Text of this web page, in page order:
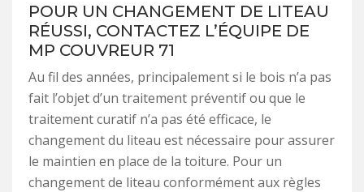
POUR UN CHANGEMENT DE LITEAU
RÉUSSI, CONTACTEZ L’ÉQUIPE DE
MP COUVREUR 71
Au fil des années, principalement si le bois n’a pas
fait l’objet d’un traitement préventif ou que le
traitement curatif n’a pas été efficace, le
changement du liteau est nécessaire pour assurer
le maintien en place de la toiture. Pour un
changement de liteau conformément aux règles